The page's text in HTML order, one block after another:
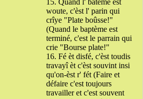
15. Quand l' batème èst
woute, c'èst l' parin qui
crîye "Plate boûsse!"
(Quand le baptème est
terminé, c'est le parrain qui
crie "Bourse plate!"
16. Fé èt disfé, c'èst toudis
travayî èt c'èst souvint insi
qu'on-èst r' fét (Faire et
défaire c'est toujours
travailler et c'est souvent